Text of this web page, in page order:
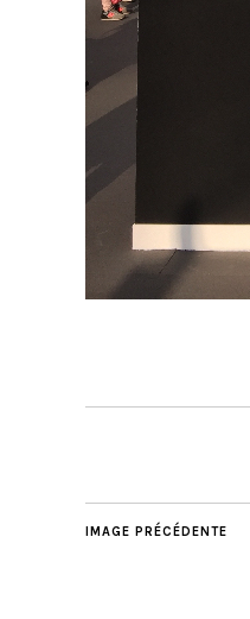
IMAGE PRÉCÉDENTE